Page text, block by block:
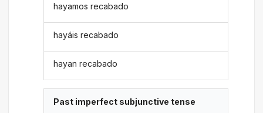
hayamos recabado
hayáis recabado
hayan recabado
Past imperfect subjunctive tense